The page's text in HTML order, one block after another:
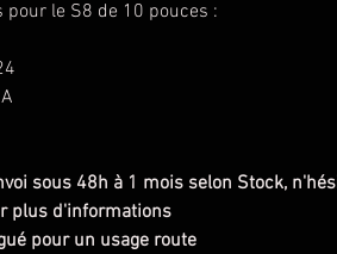
pour le S8 de 10 pouces :
sous 48h à 1 mois selon Stock,
plus d'informations
pour un usage route